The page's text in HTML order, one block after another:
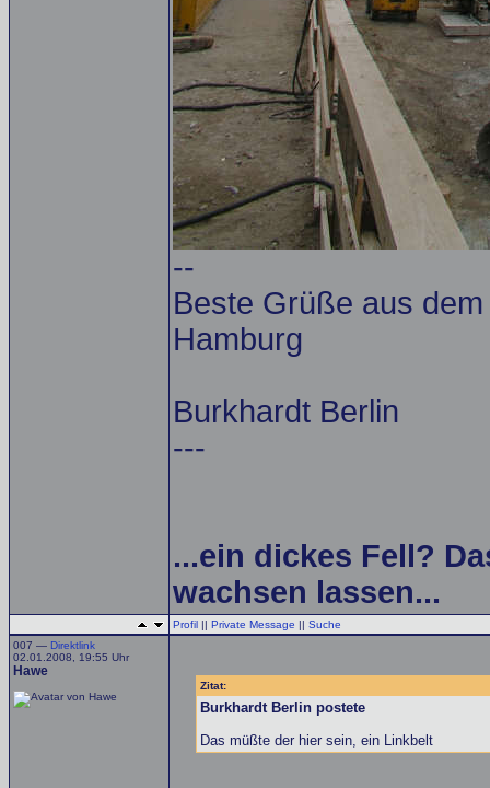
--
Beste Grüße aus
Hamburg
Burkhardt Berlin
---
...ein dickes Fell?
wachsen lassen...
Profil || Private Message || Suche
007 — Direktlink
02.01.2008, 19:55 Uhr
Hawe
Zitat:
Burkhardt Berlin postete
Das müßte der hier sein, ein Linkbelt